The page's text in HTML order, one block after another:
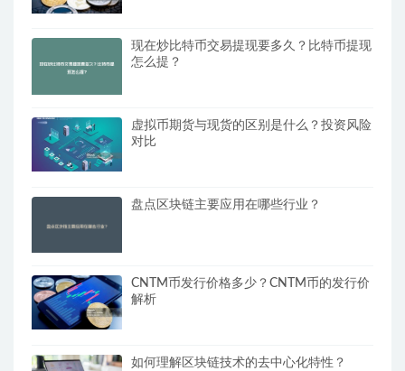
现在炒比特币交易提现要多久？比特币提现
怎么提？
虚拟币期货与现货的区别是什么？投资风险
对比
盘点区块链主要应用在哪些行业？
CNTM币发行价格多少？CNTM币的发行价
解析
如何理解区块链技术的去中心化特性？